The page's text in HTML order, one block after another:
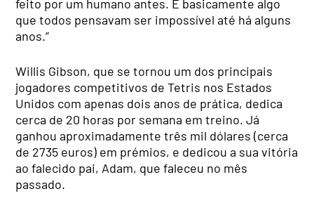
feito por um humano antes. É basicamente algo
que todos pensavam ser impossível até há alguns
anos.”
Willis Gibson, que se tornou um dos principais
jogadores competitivos de Tetris nos Estados
Unidos com apenas dois anos de prática, dedica
cerca de 20 horas por semana em treino. Já
ganhou aproximadamente três mil dólares (cerca
de 2735 euros) em prémios, e dedicou a sua vitória
ao falecido pai, Adam, que faleceu no mês
passado.